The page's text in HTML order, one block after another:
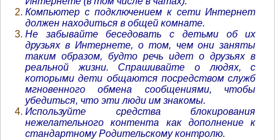
Компьютер с подключением к сети Интернет
должен находиться в общей комнате.
Не забывайте беседовать с детьми об их
друзьях в Интернете, о том, чем они заняты
таким образом, будто речь идет о друзьях в
реальной жизни. Спрашивайте о людях, с
которыми дети общаются посредством служб
мгновенного обмена сообщениями, чтобы
убедиться, что эти люди им знакомы.
Используйте средства блокирования
нежелательного контента как дополнение к
стандартному Родительскому контролю.